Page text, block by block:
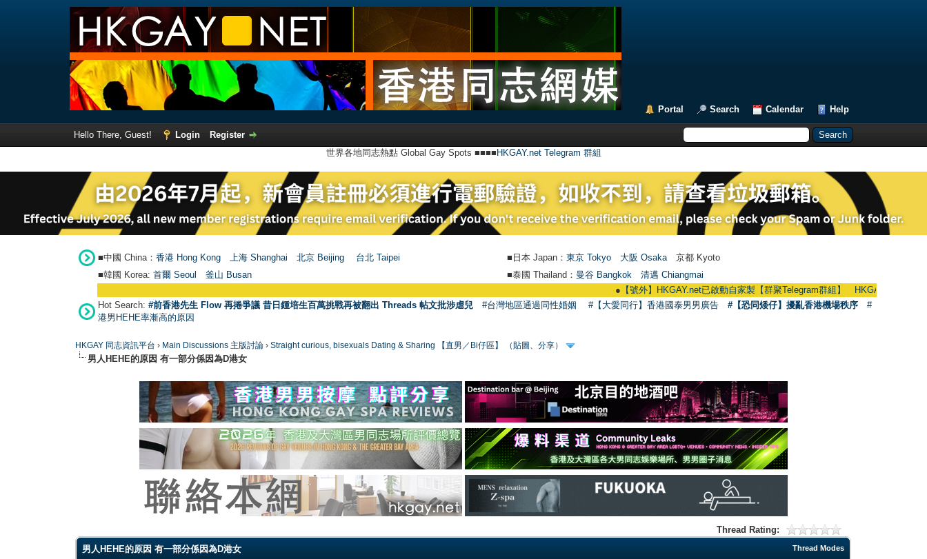
Portal Search Calendar Help
Hello There, Guest! Login
Register
世界各地同志熱點 Global Gay Spots ■■■■ HKGAY.net Telegram 群組
■中國 China： 香港 Hong Kong 上海 Shanghai 北京 Beijing 台北 Taipei ■日本 Japan： 東京 Tokyo 大阪 Osaka 京都 Kyoto
■韓國 Korea: 首爾 Seou 釜山 Busan ■泰國 Thailand： 曼谷 Bangkok
清邁 Chiangmai
【號外】HKGAY.net已啟動自家製【群聚Telegram群組】 HKGAY.net has already
Hot Search: #前香港先生 Flow 再捲爭議 昔日鍾培生百萬挑戰再被翻出 Threads 帖文批涉虐兒 #台灣地區通過同性婚姻 #【大愛同行】香港國泰男男廣告 #【恐同矮仔】擾亂香港機場秩序
#
港男HEHE率漸高的原因
HKGAY 同志資訊平台 › Main Discussions 主版討論 ›Straight curious, bisexuals Dating & Sharing 【直男／Bi仔區】 （貼圖、分享）
男人HEHE的原因 有一部分係因為D港女
Thread Rating:
Thread Modes
男人HEHE的原因 有一部分係因為D港女